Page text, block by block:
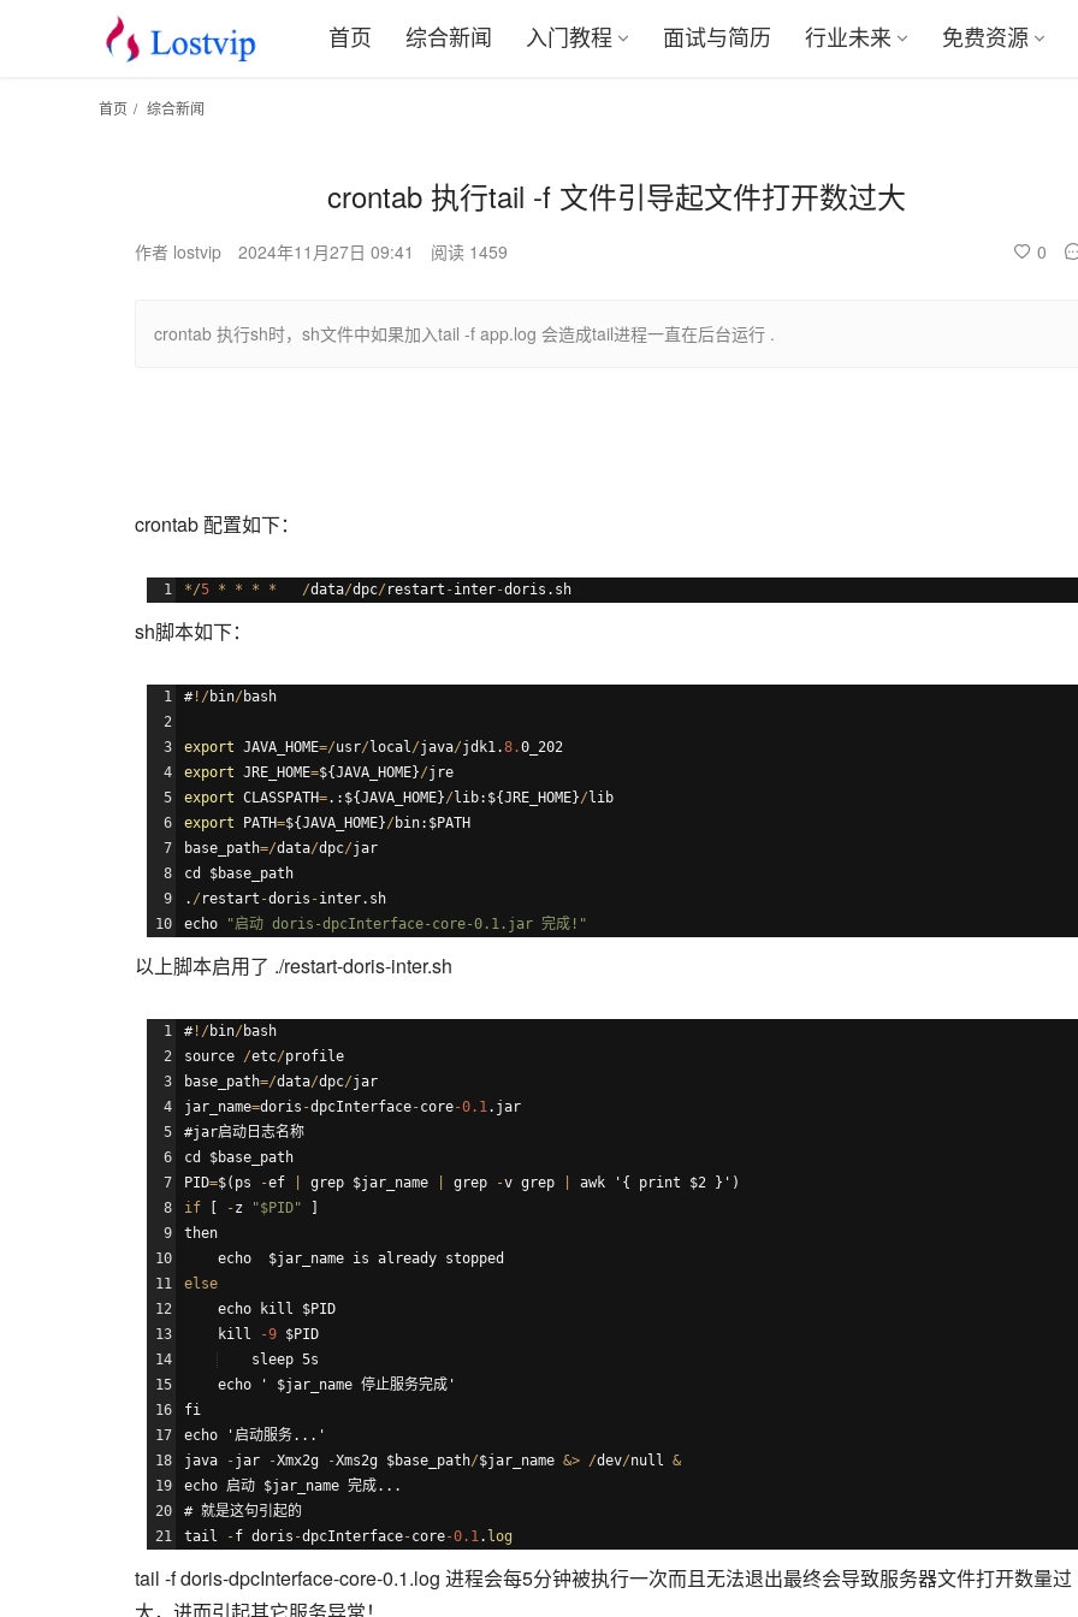
首页 综合新闻 入门教程 面试与简历 行业未来 免费资源
首页 / 综合新闻
crontab 执行tail -f 文件引导起文件打开数过大
作者 lostvip 2024年11月27日 09:41 阅读 1459 0
crontab 执行sh时，sh文件中如果加入tail -f app.log 会造成tail进程一直在后台运行 .
crontab 配置如下：
*/5 * * * * /data/dpc/ restart -inter-doris . sh
sh脚本如下：
#!/ bin/ bash
export JAVA_HOME=/usr/ local/java/jdk1.8.0 _202
export JRE_HOME=${JAVA_HOME}/jre
export CLASSPATH=.: ${JAVA_HOME}/ lib: ${JRE_HOME}/ lib
export
PATH=${JAVA_HOME}/ bin: $PATH
base_path=/data/dpc/jar
cd
$base_path
. / restart -doris -inter. sh
echo
"启动 doris-dpcInterface-core-0.1.jar 完成 ! "
以上脚本启用了 ./restart-doris-inter.sh
#!/ bin/ bash
source /etc/profile
base_path=/data/dpc/jar
jar_name=doris -dpcInterface-core-0.1. jar
#jar启动 日志名称
cd
$base_path
PID=$( ps -ef grep $jar_name grep -v grep awk ' { print $2 } ' )
if
-z "$PID"
then
echo
$jar_name is already stopped
else
echo
kill
$PID
kill
-9 $PID
sleep 5s
echo ' $jar_name 停止服务完成
fi
echo '启动服务...
java
-jar -Xmx2g -Xms2g $base_path/$jar_name &> /dev/null &
echo 启动 $jar_name 完成...
# 就是这句引起的
tail
-f doris -dpcInterface-core-0.1. log
tail -f doris-dpcInterface-core-0.1.log 进程会每5分钟被执行一次而且无法退出最终会导致服务器文件打开数量过